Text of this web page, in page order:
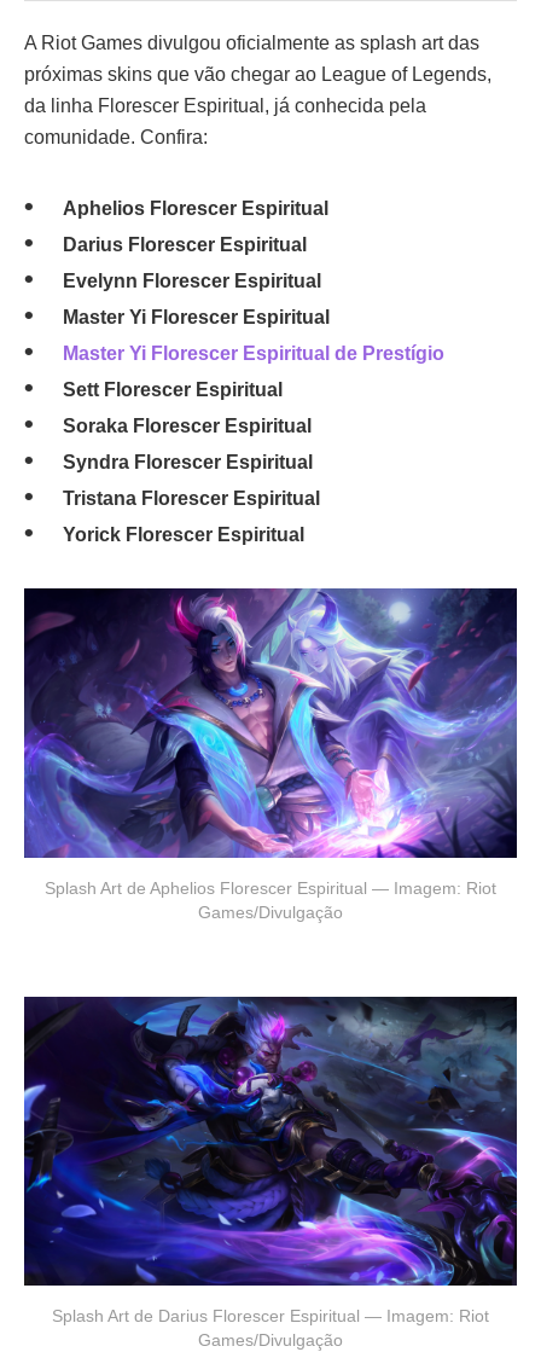
A Riot Games divulgou oficialmente as splash art das
próximas skins que vão chegar ao League of Legends,
da linha Florescer Espiritual, já conhecida pela
comunidade. Confira:
Aphelios Florescer Espiritual
Darius Florescer Espiritual
Evelynn Florescer Espiritual
Master Yi Florescer Espiritual
Master Yi Florescer Espiritual de Prestígio
Sett Florescer Espiritual
Soraka Florescer Espiritual
Syndra Florescer Espiritual
Tristana Florescer Espiritual
Yorick Florescer Espiritual
Splash Art de Aphelios Florescer Espiritual — Imagem: Riot
Games/Divulgação
Splash Art de Darius Florescer Espiritual — Imagem: Riot
Games/Divulgação